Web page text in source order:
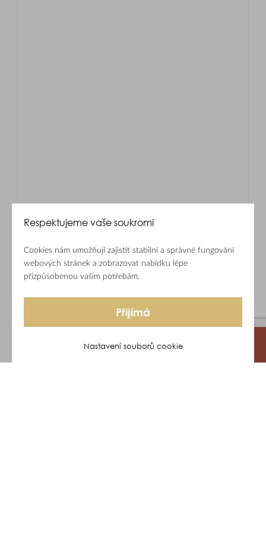
Respektujeme vaše soukromí
Cookies nám umožňují zajistit stabilní a správné fungování
webových stránek a zobrazovat nabídku lépe
přizpůsobenou vašim potřebám.
Přijímá
Nastavení souborů cookie